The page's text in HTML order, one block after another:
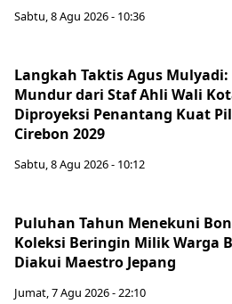
Sabtu, 8 Agu 2026 - 10:36
Langkah Taktis Agus Mulyadi:
Mundur dari Staf Ahli Wali
Diproyeksi Penantang Kuat
Cirebon 2029
Sabtu, 8 Agu 2026 - 10:12
Puluhan Tahun Menekuni
Koleksi Beringin Milik Warga
Diakui Maestro Jepang
Jumat, 7 Agu 2026 - 22:10